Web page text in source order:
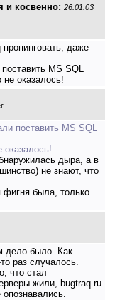
и косвенно: 26.01.03
даже
MS SQL
не оказалось!
поставить MS SQL
оказалось!
дыра, а в
не знают, что
фигня была, только
дело было. Как
раз случалось.
что стал
жили, bugtraq.ru